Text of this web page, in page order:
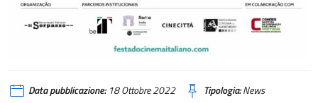
Data pubblicazione:18 Ottobre 2022 Tipologia:News